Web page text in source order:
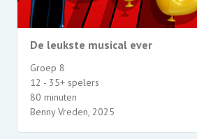
De leukste musical ever
Groep 8
12 - 35+ spelers
80 minuten
Benny Vreden, 2025